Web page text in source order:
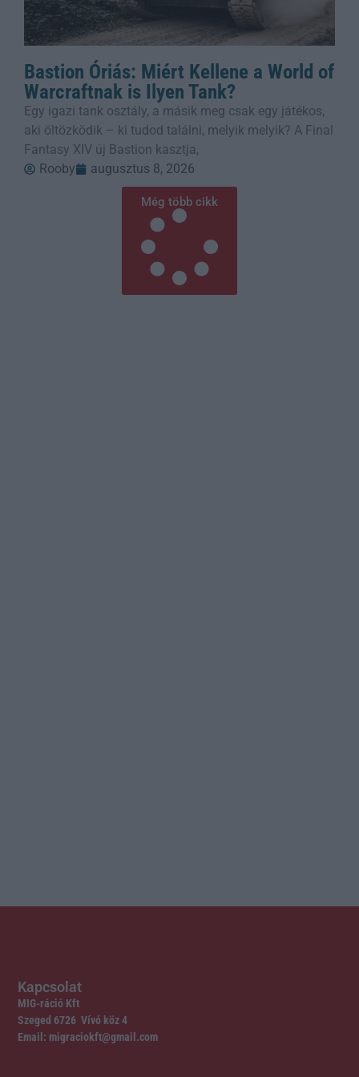
Bastion Óriás: Miért Kellene a World of
Warcraftnak is Ilyen Tank?
Egy igazi tank osztály, a másik meg csak egy játékos,
aki öltözködik – ki tudod találni, melyik melyik? A Final
Fantasy XIV új Bastion kasztja,
Rooby
augusztus 8, 2026
Még több cikk
Kapcsolat
MIG-ráció Kft
Szeged 6726 Vívó köz 4
Email: migraciokft@gmail.com